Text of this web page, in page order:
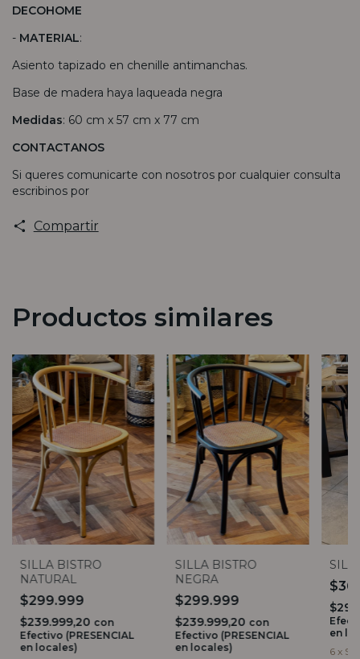
DECOHOME
- MATERIAL:
Asiento tapizado en chenille antimanchas.
Base de madera haya laqueada negra
Medidas: 60 cm x 57 cm x 77 cm
CONTACTANOS
Si queres comunicarte con nosotros por cualquier consulta
escribinos por
Compartir
Productos similares
SILLA BISTRO
NATURAL
$299.999
$239.999,20 con
Efectivo (PRESENCIAL
en locales)
SILLA BISTRO
NEGRA
$299.999
$239.999,20 con
Efectivo (PRESENCIAL
en locales)
en
6 x